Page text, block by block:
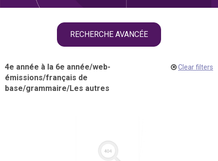
RECHERCHE AVANCÉE
4e année à la 6e année/web-
émissions/français de
base/grammaire/Les autres
Clear filters